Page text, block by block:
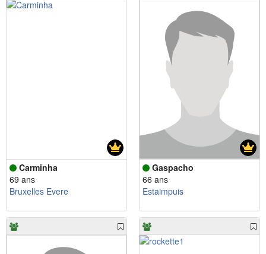
Carminha
69 ans
Bruxelles Evere
Gaspacho
66 ans
Estaimpuis